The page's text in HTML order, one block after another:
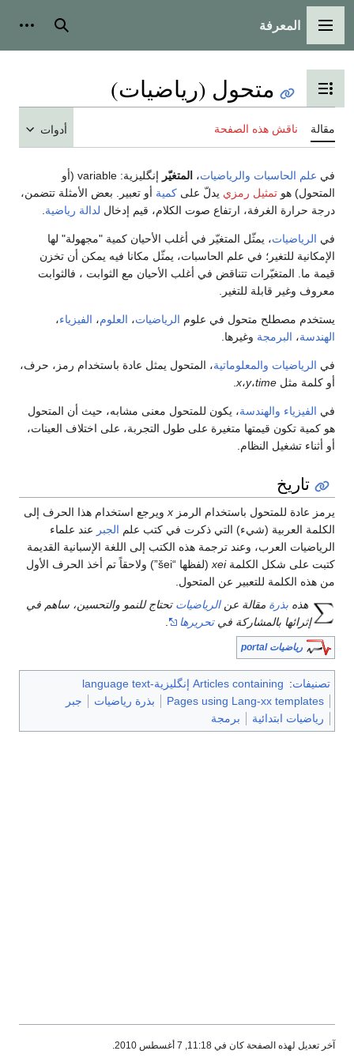
القائمة الرئيسية
المعرفة بحث
تبديل عرض جدول المحتويات
متحول (رياضيات)
مقالة ناقش هذه الصفحة أدوات
في علم الحاسبات والرياضيات، المتغيّر إنگليزية: variable (أو
المتحول) هو تمثيل رمزي يدلّ على كمية أو تعبير. بعض الأمثلة تتضمن،
درجة حرارة الغرفة، ارتفاع صوت الكلام، قيم إدخال لدالة رياضية
في الرياضيات، يمثّل المتغيّر في أغلب الأحيان كمية "مجهولة" لها
الإمكانية للتغير؛ في علم الحاسبات، يمثّل مكانا فيه يمكن أن تخزن
قيمة ما. المتغيّرات تتناقض في أغلب الأحيان مع الثوابت ، فالثوابت
معروف وغير قابلة للتغير.
يستخدم مصطلح متحول في علوم الرياضيات، العلوم، الفيزياء،
الهندسة، البرمجة وغيرها.
في الرياضيات والمعلوماتية، المتحول يمثل عادة باستخدام رمز، حرف،
أو كلمة مثل
x،y،time
في الفيزياء والهندسة، يكون للمتحول معنى مشابه، حيث أن المتحول
هو كمية تكون قيمتها متغيرة على طول التجربة، على اختلاف العينات،
أو أثناء تشغيل النظام.
تاريخ
يرمز عادة للمتحول باستخدام الرمز xويرجع استخدام هذا الحرف إلى
الكلمة العربية (شيء) التي ذكرت في كتب علم الجبر عند علماء
الرياضيات العرب، وعند ترجمة هذه الكتب إلى اللغة الإسبانية القديمة
كتبت على شكل الكلمةxei
(لفظها “šei”) ولاحقاً تم أخذ الحرف الأول
من هذه الكلمة للتعبير عن المتحول.
هذه بذرة مقالة عنالرياضيات تحتاج للنمو والتحسين، ساهم في
إثرائها بالمشاركة فيتحريرها .
رياضيات portal
تصنيفات: Articles containing إنگليزية-language text
Pages using Lang-xx templates
بذرة رياضيات
جبر
رياضيات ابتدائية
برمجة
آخر تعديل لهذه الصفحة كان في 11:18, 7 أغسطس 2010.